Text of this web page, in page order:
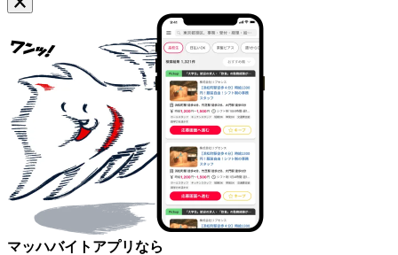
マッハバイトアプリなら